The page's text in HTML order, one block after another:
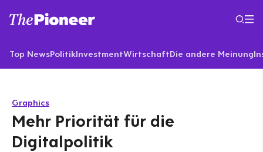
Top NewsPolitikInvestmentWirtschaftDie andere Meinung
Graphics
Mehr Priorität für die
Digitalpolitik